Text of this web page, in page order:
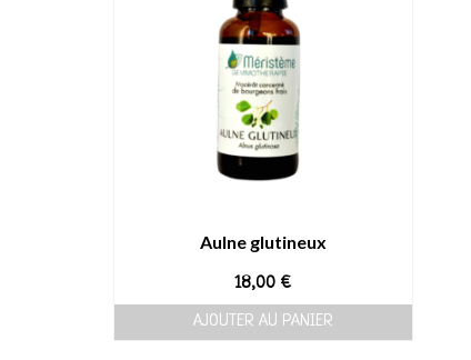
Aulne glutineux
18,00 €
AJOUTER AU PANIER